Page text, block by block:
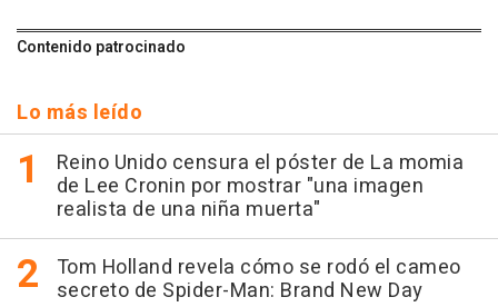
Contenido patrocinado
Lo más leído
Reino Unido censura el póster de La momia
de Lee Cronin por mostrar "una imagen
realista de una niña muerta"
Tom Holland revela cómo se rodó el cameo
secreto de Spider-Man: Brand New Day